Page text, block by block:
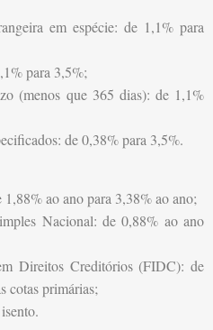
em espécie: de 1,1% para
para 3,5%;
(menos que 365 dias): de 1,1%
de 0,38% para 3,5%.
ao ano para 3,38% ao ano;
Nacional: de 0,88% ao ano
Direitos Creditórios (FIDC): de
cotas primárias;